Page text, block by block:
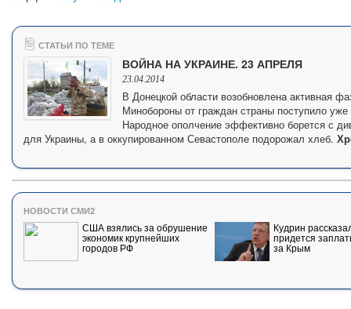
СТАТЬИ ПО ТЕМЕ
ВОЙНА НА УКРАИНЕ. 23 АПРЕЛЯ
23.04.2014
В Донецкой области возобновлена активная
Минобороны от граждан страны поступило
Народное ополчение эффективно борется с
для Украины, а в оккупированном Севастополе подорожал хлеб.
НОВОСТИ СМИ2
США взялись за обрушение
экономик крупнейших
городов РФ
Кудрин
придется
за Крым